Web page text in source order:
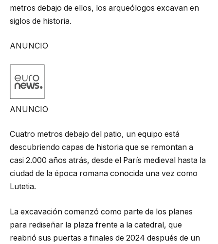
metros debajo de ellos, los arqueólogos excavan en
siglos de historia.
ANUNCIO
ANUNCIO
Cuatro metros debajo del patio, un equipo está
descubriendo capas de historia que se remontan a
casi 2.000 años atrás, desde el París medieval hasta la
ciudad de la época romana conocida una vez como
Lutetia.
La excavación comenzó como parte de los planes
para rediseñar la plaza frente a la catedral, que
reabrió sus puertas a finales de 2024 después de un